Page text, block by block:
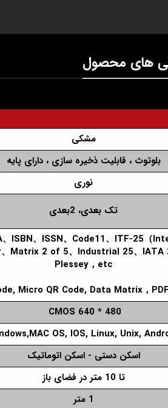
های محصول
مشکی
بلوتوث ، قابلیت ذخیره سازی ، دارای پایه
نوری
تک بعدی، 2بعدی
ISBN、ISSN、Code11、ITF-25（
Matrix 2 of 5、Industrial 25、IATA
Plessey，etc
Micro QR Code, Data Matrix，
CMOS 640 * 480
OS, IOS, Linux, Unix,
اسکن دستی - اسکن اتوماتیک
تا 10 متر در فضای باز
1 متر